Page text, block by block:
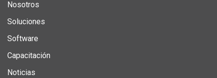
Nosotros
Soluciones
Software
Capacitación
Noticias